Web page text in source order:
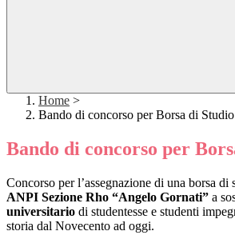
Home >
Bando di concorso per Borsa di Studio
Bando di concorso per
Concorso per l’assegnazione di una borsa di
ANPI Sezione Rho “Angelo Gornati” a
universitario di studentesse e studenti
storia dal Novecento ad oggi.